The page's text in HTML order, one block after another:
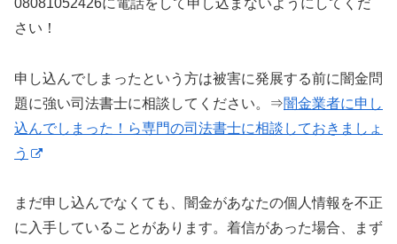
さい！
申し込んでしまったという方は被害に発展する前に闇金問
題に強い司法書士に相談してください。⇒闇金業者に申し
込んでしまった！ら専門の司法書士に相談しておきましょ
う
まだ申し込んでなくても、闇金があなたの個人情報を不正
に入手していることがあります。着信があった場合、まず